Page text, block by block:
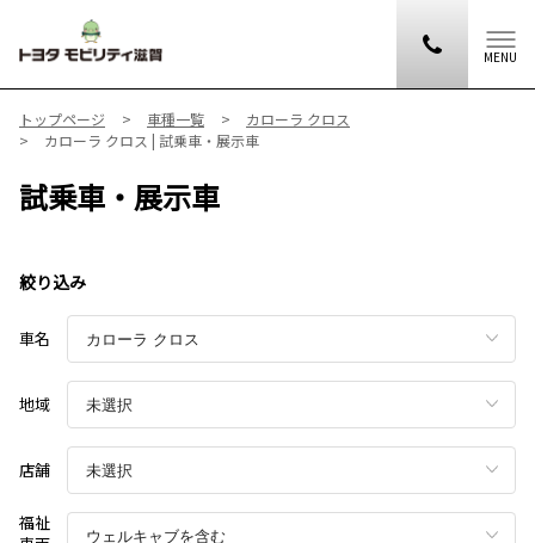
MENU
トップページ 車種一覧
カローラ クロス
カローラ クロス | 試乗車・展示車
試乗車・展示車
絞り込み
車名
地域
店舗
福祉